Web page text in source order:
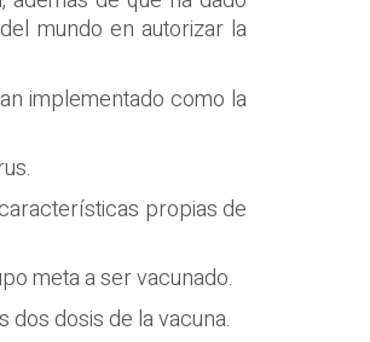
mundo en autorizar la
implementado como la
propias de
meta a ser vacunado.
dosis de la vacuna.